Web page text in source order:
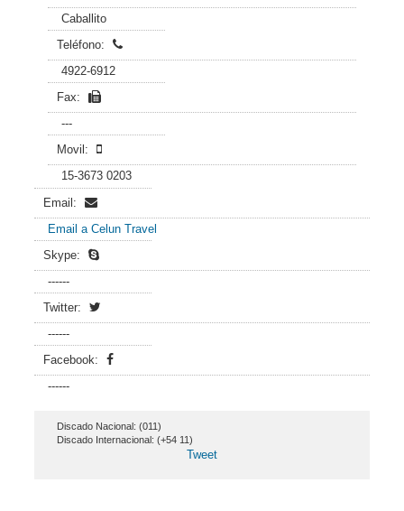
Caballito
Teléfono:
4922-6912
Fax:
---
Movil:
15-3673 0203
Email:
Email a Celun Travel
Skype:
------
Twitter:
------
Facebook:
------
Discado Nacional: (011)
Discado Internacional: (+54 11)
Tweet